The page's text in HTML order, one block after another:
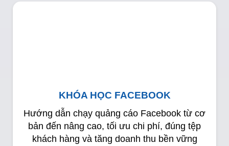
KHÓA HỌC FACEBOOK
Hướng dẫn chạy quảng cáo Facebook từ cơ
bản đến nâng cao, tối ưu chi phí, đúng tệp
khách hàng và tăng doanh thu bền vững